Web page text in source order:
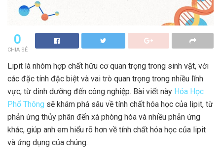
0
CHIA SẺ
Lipit là nhóm hợp chất hữu cơ quan trọng trong sinh vật, với
các đặc tính đặc biệt và vai trò quan trọng trong nhiều lĩnh
vực, từ dinh dưỡng đến công nghiệp. Bài viết này Hóa Học
Phổ Thông sẽ khám phá sâu về tính chất hóa học của lipit, từ
phản ứng thủy phân đến xà phòng hóa và nhiều phản ứng
khác, giúp anh em hiểu rõ hơn về tính chất hóa học của lipit
và ứng dụng của chúng.